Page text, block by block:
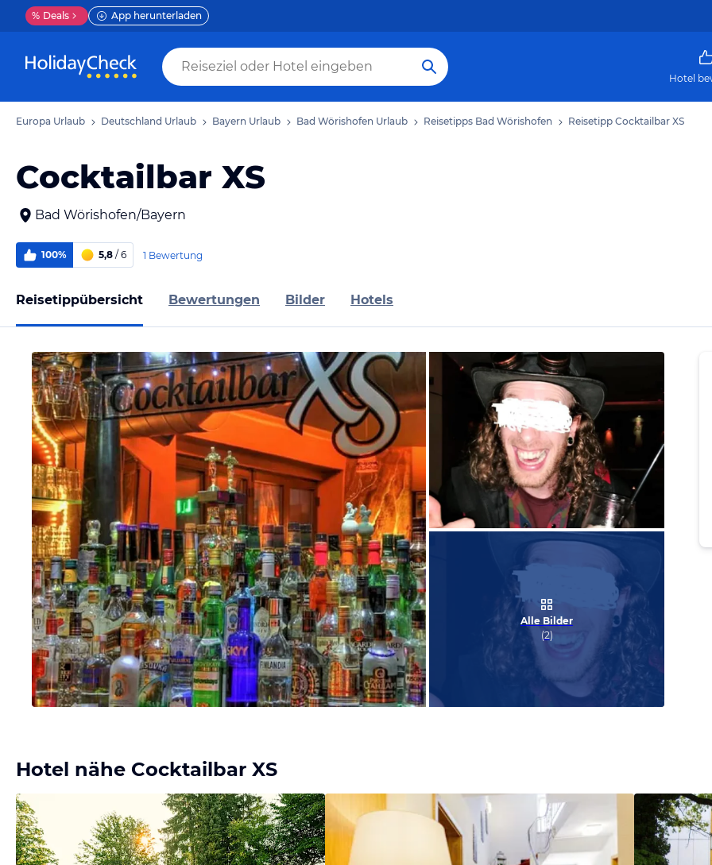
% Deals App herunterladen
Hotel
Europa Urlaub Deutschland Urlaub Bayern Urlaub Bad Wörishofen Urlaub Reisetipps Bad Wörishofen Reisetipp Cocktailbar XS
Cocktailbar XS
Bad Wörishofen/Bayern
100% 5,8 / 6 1 Bewertung
Reisetippübersicht Bewertungen Bilder Hotels
Alle Bilder
(2)
Hotel nähe Cocktailbar XS